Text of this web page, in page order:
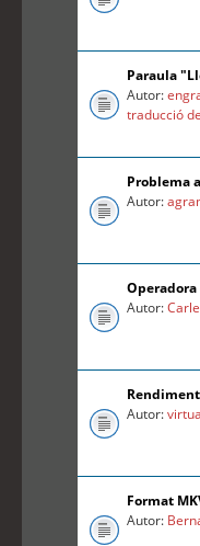
Paraula
Autor:
traducció
Problema
Autor:
Autor:
Autor:
Format
Autor: